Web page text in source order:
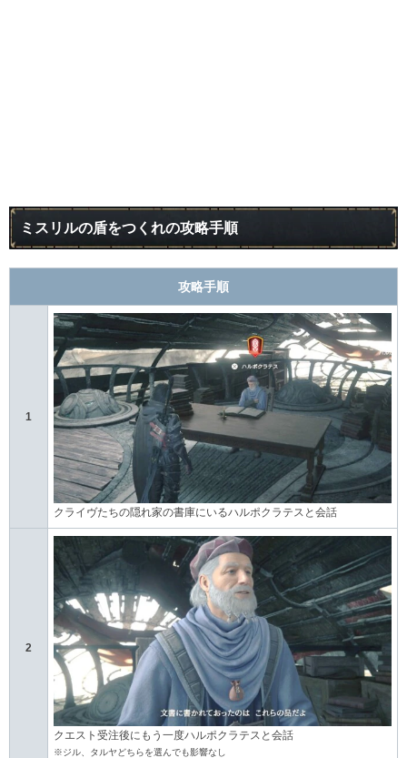
ミスリルの盾をつくれの攻略手順
攻略手順
1
クライヴたちの隠れ家の書庫にいるハルポクラテスと会話
2
クエスト受注後にもう一度ハルポクラテスと会話
※ジル、タルヤどちらを選んでも影響なし